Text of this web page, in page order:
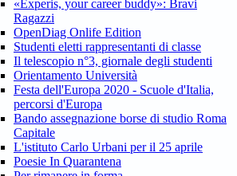
«Experis, your career buddy»: Bravi
Ragazzi
OpenDiag Onlife Edition
Studenti eletti rappresentanti di classe
Il telescopio n°3, giornale degli studenti
Orientamento Università
Festa dell'Europa 2020 - Scuole d'Italia,
percorsi d'Europa
Bando assegnazione borse di studio Roma
Capitale
L'istituto Carlo Urbani per il 25 aprile
Poesie In Quarantena